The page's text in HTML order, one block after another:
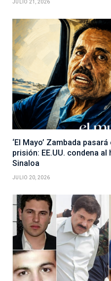
JULIO 21, 2026
‘El Mayo’ Zambada
prisión: EE.UU. condena
Sinaloa
JULIO 20, 2026